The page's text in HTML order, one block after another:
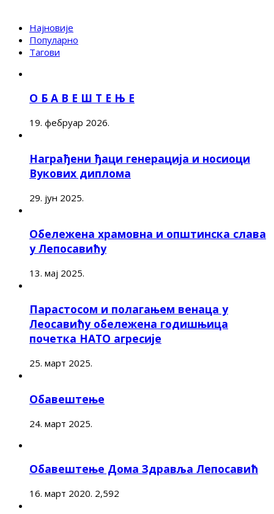
Најновије
Популарно
Тагови
О Б А В Е Ш Т Е Њ Е
19. фебруар 2026.
Награђени ђаци генерација и носиоци
Вукових диплома
29. јун 2025.
Обележена храмовна и општинска слава
у Лепосавићу
13. мај 2025.
Парастосом и полагањем венаца у
Леосавићу обележена годишњица
почетка НАТО агресије
25. март 2025.
Обавештење
24. март 2025.
Обавештење Дома Здравља Лепосавић
16. март 2020. 2,592